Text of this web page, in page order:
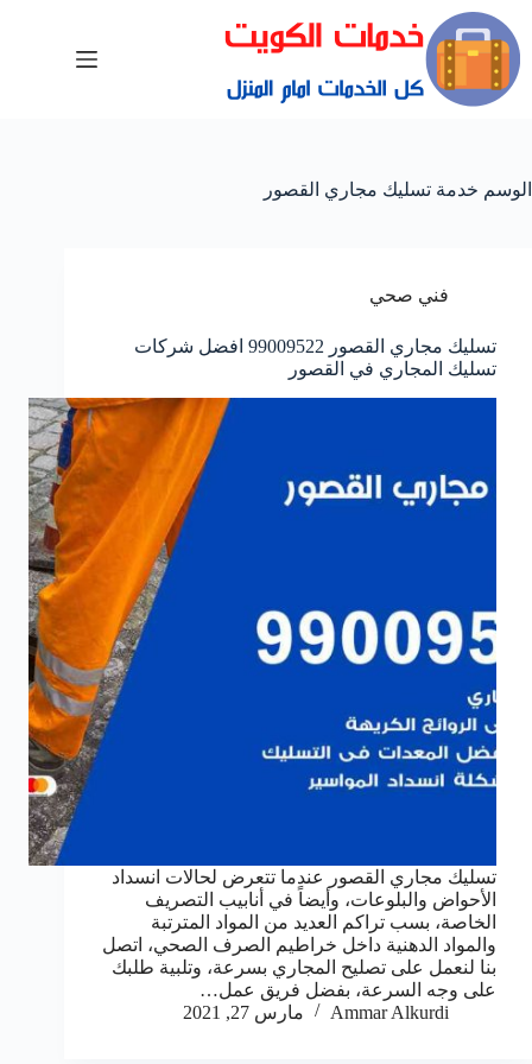
الوسم خدمة تسليك مجاري القصور
فني صحي
تسليك مجاري القصور 99009522 افضل شركات
تسليك المجاري في القصور
تسليك مجاري القصور عندما تتعرض لحالات انسداد
الأحواض والبلوعات، وأيضاً في أنابيب التصريف
الخاصة، بسب تراكم العديد من المواد المترتبة
والمواد الدهنية داخل خراطيم الصرف الصحي، اتصل
بنا لنعمل على تصليح المجاري بسرعة، وتلبية طلبك
على وجه السرعة، بفضل فريق عمل…
Ammar Alkurdi
مارس 27, 2021